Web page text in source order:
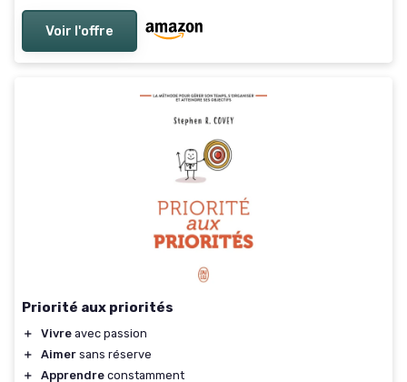
Voir l'offre
Priorité aux priorités
＋ Vivre avec passion
＋
Aimer sans réserve
＋
Apprendre constamment